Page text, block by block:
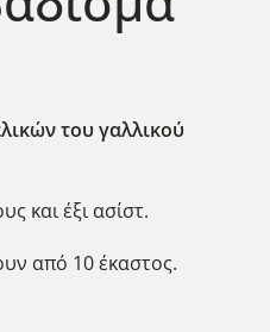
του γαλλικού
και έξι ασίστ.
από 10 έκαστος.